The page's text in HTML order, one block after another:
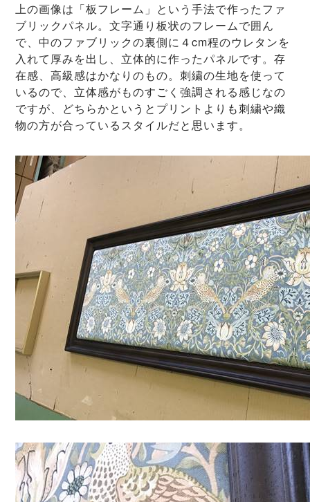
上の画像は「板フレーム」という手法で作ったファ
ブリックパネル。文字通り板状のフレームで囲ん
で、中のファブリックの裏側に４cm程のウレタンを
入れて厚みを出し、立体的に作ったパネルです。存
在感、高級感はかなりのもの。刺繍の生地を使って
いるので、立体感がものすごく強調される感じなの
ですが、どちらかというとプリントよりも刺繍や織
物の方が合っているスタイルだと思います。